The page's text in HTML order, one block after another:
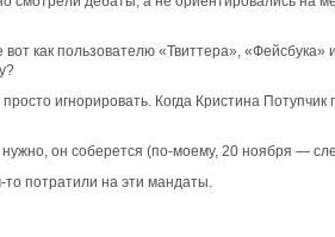
как пользователю «Твиттера», «Фейсбука»
игнорировать. Когда Кристина
нужно, он соберется (по-моему, 20 ноября —
потратили на эти мандаты.